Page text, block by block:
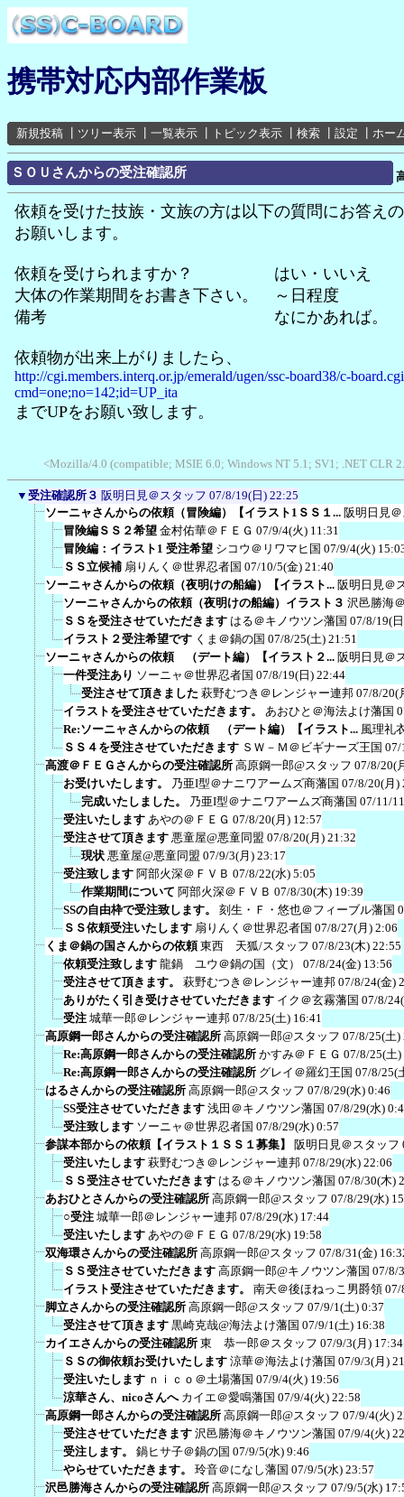
携帯対応内部作業板
新規投稿 ツリー表示 一覧表示 トピック表示 検索 設定 ホー
ＳＯＵさんからの受注確認所
依頼を受けた技族・文族の方は以下の質問にお答え
お願いします。
依頼を受けられますか？ はい・いいえ
大体の作業期間をお書き下さい。 ～日程度
備考 なにかあれば。
依頼物が出来上がりましたら、
http://cgi.members.interq.or.jp/emerald/ugen/ssc-board38/c-
cmd=one;no=142;id=UP_ita
までUPをお願い致します。
<Mozilla/4.0 (compatible; MSIE 6.0; Windows NT 5.1; SV1; .NET
▼ 受注確認所３ 阪明日見＠スタッフ 07/8/19(日) 22:25
ソーニャさんからの依頼（冒険編）【イラスト1ＳＳ１... 阪明日見
冒険編ＳＳ２希望 金村佑華＠ＦＥＧ 07/9/4(火) 11:31
冒険編：イラスト1 受注希望 シコウ＠リワマヒ国 07/9/4(火)
ＳＳ立候補 扇りんく＠世界忍者国 07/10/5(金) 21:40
ソーニャさんからの依頼（夜明けの船編）【イラスト... 阪明日見＠
ソーニャさんからの依頼（夜明けの船編）イラスト３ 沢邑勝海
ＳＳを受注させていただきます はる＠キノウツン藩国 07/8/19(
イラスト２受注希望です くま＠鍋の国 07/8/25(土) 21:51
ソーニャさんからの依頼 （デート編）【イラスト２... 阪明日見＠
一件受注あり ソーニャ＠世界忍者国 07/8/19(日) 22:44
受注させて頂きました 萩野むつき＠レンジャー連邦 07/8/20(
イラストを受注させていただきます。
あおひと＠海法よけ藩国
Re:ソーニャさんからの依頼 （デート編）【イラスト... 風理礼
ＳＳ４を受注させていただきます ＳＷ－Ｍ＠ビギナーズ王国 07/
高渡＠ＦＥＧさんからの受注確認所 高原鋼一郎@スタッフ 07/8/20(
お受けいたします。
乃亜I型＠ナニワアームズ商藩国 07/8/20(月)
完成いたしました。
乃亜I型＠ナニワアームズ商藩国 07/11/
受注いたします あやの＠ＦＥＧ 07/8/20(月) 12:57
受注させて頂きます 悪童屋@悪童同盟 07/8/20(月) 21:32
現状 悪童屋@悪童同盟 07/9/3(月) 23:17
受注致します 阿部火深＠ＦＶＢ 07/8/22(水) 5:05
作業期間について 阿部火深＠ＦＶＢ 07/8/30(木) 19:39
SSの自由枠で受注致します。
刻生・Ｆ・悠也＠フィーブル藩国
ＳＳ依頼受注いたします 扇りんく＠世界忍者国 07/8/27(月) 2:06
くま＠鍋の国さんからの依頼 東西 天狐/スタッフ 07/8/23(木) 22:55
依頼受注致します 龍鍋 ユウ＠鍋の国（文）
07/8/24(金) 13:56
受注させて頂きます。
萩野むつき＠レンジャー連邦 07/8/24(金)
ありがたく引き受けさせていただきます イク＠玄霧藩国 07/8/
受注 城華一郎＠レンジャー連邦 07/8/25(土) 16:41
高原鋼一郎さんからの受注確認所 高原鋼一郎@スタッフ 07/8/25(土)
Re:高原鋼一郎さんからの受注確認所 かすみ＠ＦＥＧ 07/8/25(土)
Re:高原鋼一郎さんからの受注確認所 グレイ＠羅幻王国 07/8/25(
はるさんからの受注確認所 高原鋼一郎@スタッフ 07/8/29(水) 0:46
SS受注させていただきます 浅田＠キノウツン藩国 07/8/29(水)
受注致します ソーニャ＠世界忍者国 07/8/29(水) 0:57
参謀本部からの依頼【イラスト１ＳＳ１募集】
阪明日見＠スタッフ
受注いたします 萩野むつき＠レンジャー連邦 07/8/29(水) 22:06
ＳＳ受注させていただきます はる＠キノウツン藩国 07/8/30(木)
あおひとさんからの受注確認所 高原鋼一郎@スタッフ 07/8/29(水)
○受注 城華一郎＠レンジャー連邦 07/8/29(水) 17:44
受注いたします あやの＠ＦＥＧ 07/8/29(水) 19:58
双海環さんからの受注確認所 高原鋼一郎@スタッフ 07/8/31(金)
ＳＳ受注させていただきます 高原鋼一郎@キノウツン藩国 07/8/
イラスト受注させていただきます。
南天＠後ほねっこ男爵領 07/
脚立さんからの受注確認所 高原鋼一郎@スタッフ 07/9/1(土) 0:37
受注させて頂きます 黒崎克哉@海法よけ藩国 07/9/1(土) 16:38
カイエさんからの受注確認所 東 恭一郎＠スタッフ 07/9/3(月) 17:34
ＳＳの御依頼お受けいたします 涼華＠海法よけ藩国 07/9/3(月)
受注いたします ｎｉｃｏ＠土場藩国 07/9/4(火) 19:56
涼華さん、nicoさんへ カイエ＠愛鳴藩国 07/9/4(火) 22:58
高原鋼一郎さんからの受注確認所 高原鋼一郎@スタッフ 07/9/4(火)
受注させていただきます 沢邑勝海＠キノウツン藩国 07/9/4(火)
受注します。
鍋ヒサ子＠鍋の国 07/9/5(水) 9:46
やらせていただきます。
玲音＠になし藩国 07/9/5(水) 23:57
沢邑勝海さんからの受注確認所 高原鋼一郎@スタッフ 07/9/5(水)